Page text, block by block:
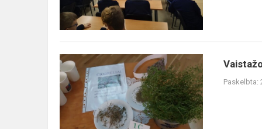
Vaistažolių
pievelė
Paskelbta: